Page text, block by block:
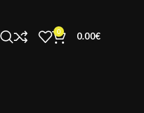
0 0.00€